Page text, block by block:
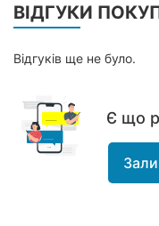
ВІДГУКИ
Відгуків ще не було.
Є що